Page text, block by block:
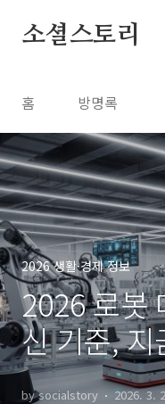
소셜스토리
홈 방명록
2026 생활·경제 정보
2026 로봇
신 기준,
은?
by socialstory 2026. 3.